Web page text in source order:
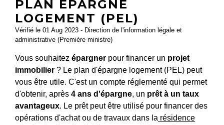
PLAN ÉPARGNE
LOGEMENT (PEL)
Vérifié le 01 Aug 2023 - Direction de l'information légale et
administrative (Première ministre)
Vous souhaitez épargner pour financer un projet
immobilier ? Le plan d'épargne logement (PEL) peut
vous être utile. C'est un compte réglementé qui permet
d'obtenir, après 4 ans d'épargne, un prêt à un taux
avantageux. Le prêt peut être utilisé pour financer des
opérations d'achat ou de travaux dans la résidence